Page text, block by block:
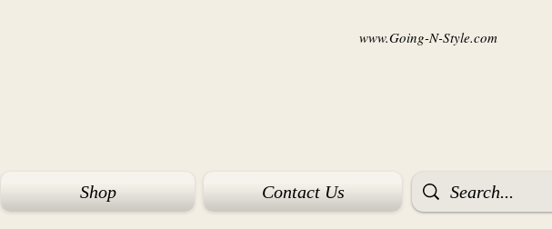
www.Going-N-Style.com
Shop Contact Us